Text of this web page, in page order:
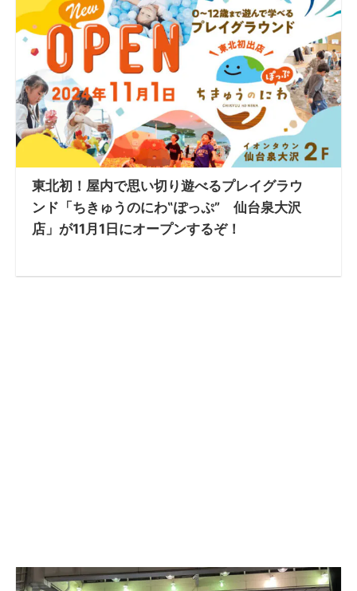
東北初！屋内で思い切り遊べるプレイグラウ
ンド「ちきゅうのにわ‟ぽっぷ” 仙台泉大沢
店」が11月1日にオープンするぞ！